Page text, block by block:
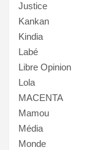
Justice
Kankan
Kindia
Labé
Libre Opinion
Lola
MACENTA
Mamou
Média
Monde